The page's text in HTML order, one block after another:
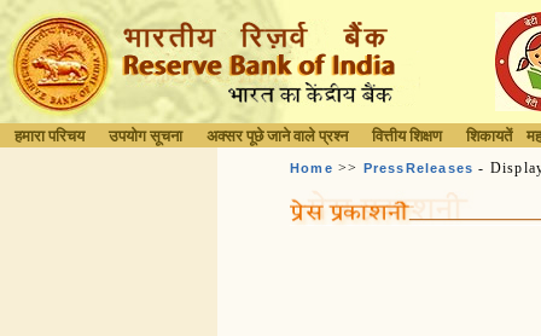
हमारा परिचय उपयोग सूचना अक्सर पूछे जाने वाले प्रश्न वित्तीय शिक्षण शिकायतें
Home >> PressReleases -